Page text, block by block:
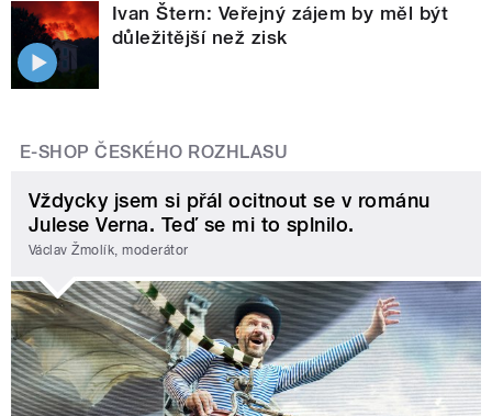
Ivan Štern: Veřejný zájem by měl být
důležitější než zisk
E-SHOP ČESKÉHO ROZHLASU
Vždycky jsem si přál ocitnout se v románu
Julese Verna. Teď se mi to splnilo.
Václav Žmolík, moderátor